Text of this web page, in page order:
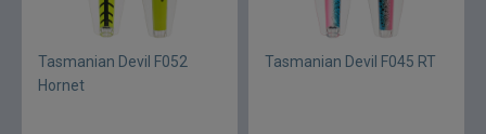
LMP
Tasmanian Devil F052
Hornet
Tasmanian Devil F045 RT